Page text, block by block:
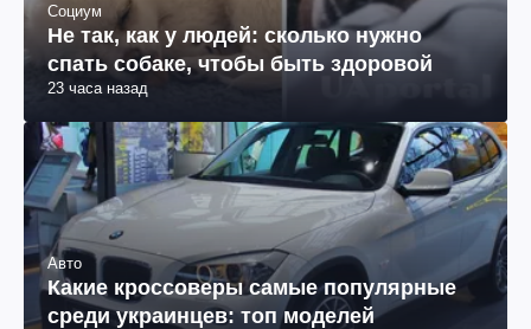
Социум
Не так, как у людей: сколько нужно
спать собаке, чтобы быть здоровой
23 часа назад
Авто
Какие кроссоверы самые популярные
среди украинцев: топ моделей